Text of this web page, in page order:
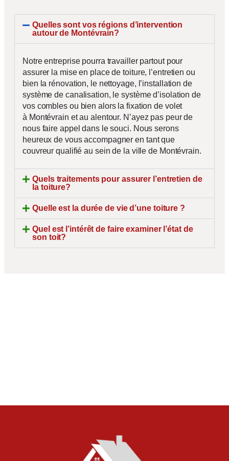
Quelles sont vos régions d’intervention
autour de Montévrain?
Notre entreprise pourra travailler partout pour
assurer la mise en place de toiture, l’entretien ou
bien la rénovation, le nettoyage, l’installation de
système de canalisation, le système d’isolation de
vos combles ou bien alors la fixation de volet
à Montévrain et au alentour. N’ayez pas peur de
nous faire appel dans le souci. Nous serons
heureux de vous accompagner en tant que
couvreur qualifié au sein de la ville de Montévrain.
Quels traitements pour assurer l’entretien de
la toiture?
Quelle est la durée de vie d’une toiture ?
Quel est l’intérêt de faire examiner l’état de
son toit?